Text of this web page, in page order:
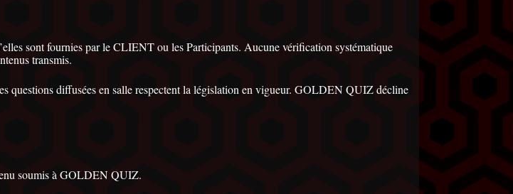
sont fournies par le CLIENT ou les Participants. Aucune vérification systématique
transmis.
questions diffusées en salle respectent la législation en vigueur. GOLDEN QUIZ décline
soumis à GOLDEN QUIZ.